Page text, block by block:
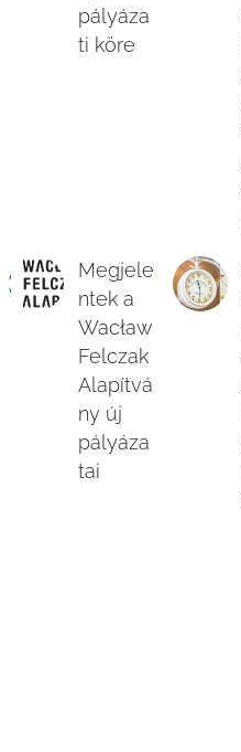
pályáza
ti köre
Megjele
ntek a
Wacław
Felczak
Alapítvá
ny új
pályáza
tai